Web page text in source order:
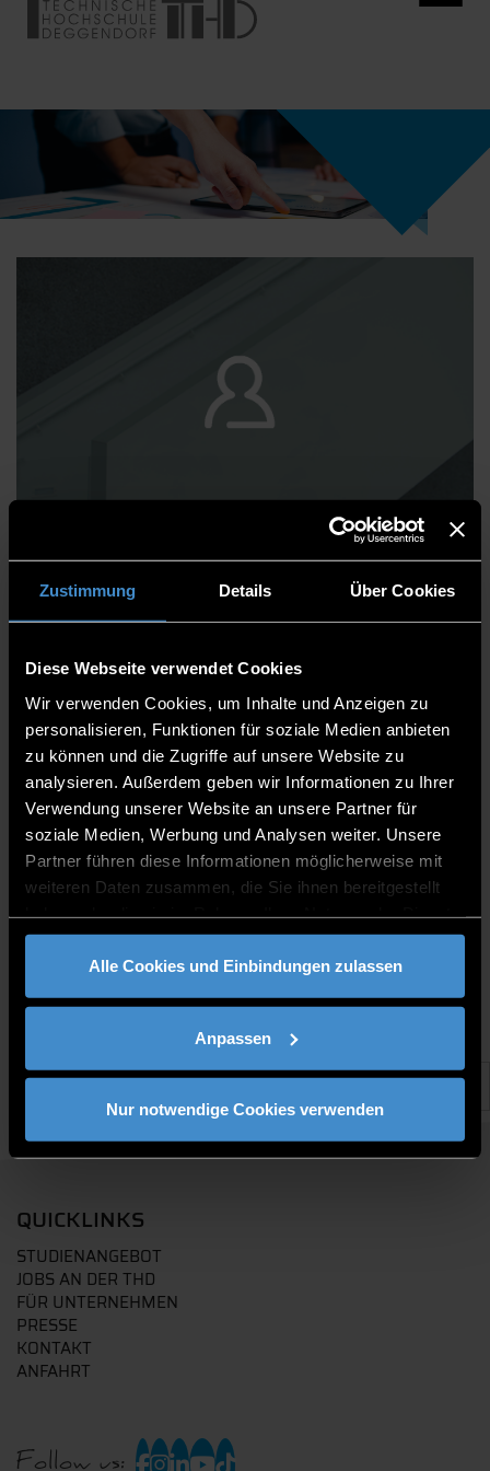
Zustimmung Details Über Cookies
Diese Webseite verwendet Cookies
Wir verwenden Cookies, um Inhalte und Anzeigen zu
personalisieren, Funktionen für soziale Medien anbieten
zu können und die Zugriffe auf unsere Website zu
analysieren. Außerdem geben wir Informationen zu Ihrer
Verwendung unserer Website an unsere Partner für
soziale Medien, Werbung und Analysen weiter. Unsere
Partner führen diese Informationen möglicherweise mit
weiteren Daten zusammen, die Sie ihnen bereitgestellt
gesammelt haben.
Alle Cookies und Einbindungen zulassen
Anpassen
Nur notwendige Cookies verwenden
Brigitte Engemann
Fakultät Maschinenbau und Mechatronik
Mitarbeitende
Mitarbeiterin
L 010
0991/3615-8476
QUICKLINKS
STUDIENANGEBOT
JOBS AN DER THD
FÜR UNTERNEHMEN
PRESSE
KONTAKT
ANFAHRT
Follow us: